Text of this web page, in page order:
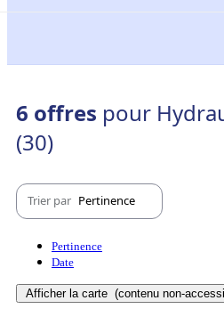
6 offres pour
(30)
Trier par Pertinence
Pertinence
Date
Afficher la carte (contenu non-